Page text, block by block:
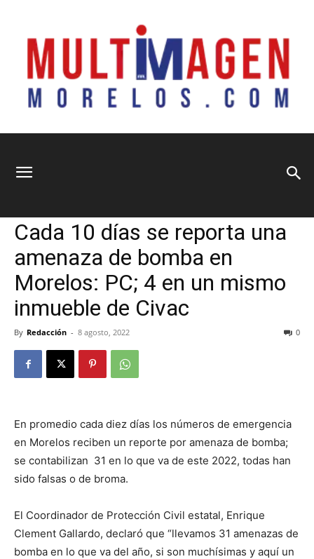
Morelos
Cada 10 días se reporta una
amenaza de bomba en
Morelos: PC; 4 en un mismo
inmueble de Civac
By Redacción - 8 agosto, 2022 0
En promedio cada diez días los números de emergencia
en Morelos reciben un reporte por amenaza de bomba;
se contabilizan 31 en lo que va de este 2022, todas han
sido falsas o de broma.
El Coordinador de Protección Civil estatal, Enrique
Clement Gallardo, declaró que “llevamos 31 amenazas de
bomba en lo que va del año, si son muchísimas y aquí un